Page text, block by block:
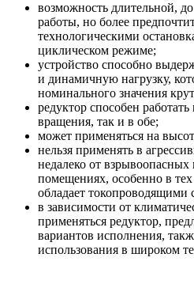
возможность длительной,
работы, но более
технологическими
циклическом режиме;
устройство способно
и динамичную нагрузку,
номинального значения
редуктор способен
вращения, так и в обе;
может применяться на
нельзя применять в
недалеко от
помещениях, особенно в тех
обладает токопроводящими
в зависимости от
применяться редуктор,
вариантов исполнения,
использования в широком